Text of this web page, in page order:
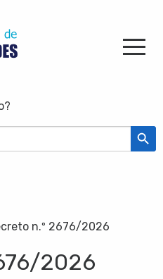
Search
n.º 2676/2026
2026